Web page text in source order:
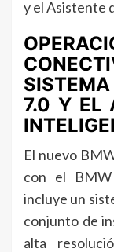
y el Asistente
7.0 Y EL
El nuevo
con el BMW
incluye un
conjunto de
alta